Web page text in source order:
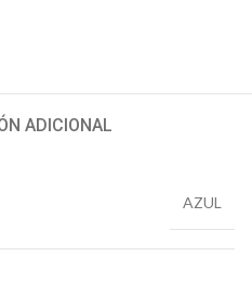
ADICIONAL
AZUL